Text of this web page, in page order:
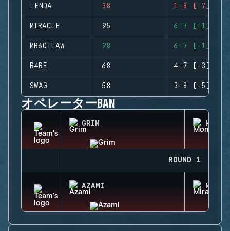
LENDA 38 1-8 (-7)
MIRACLE 95 6-7 (-1)
MR6OTLAW 98 6-7 (-1)
R4RE 68 4-7 (-3)
SWAG 58 3-8 (-5)
オペレーターBAN
GRIM
ROUND 1
AZAMI MIRA